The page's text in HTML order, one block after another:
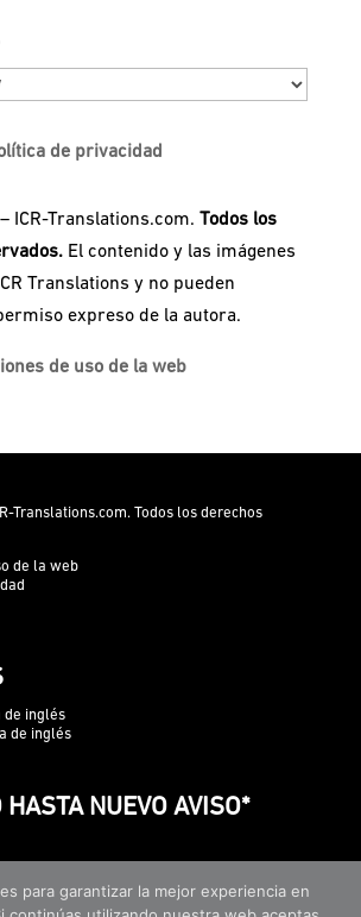
de privacidad
ICR-Translations.com. Todos los
El contenido y las imágenes
Translations y no pueden
expreso de la autora.
de uso de la web
Translations.com. Todos los derechos
de la web
de inglés
de inglés
HASTA NUEVO AVISO*
para garantizar la mejor experiencia en